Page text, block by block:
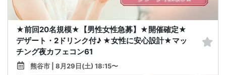
★前回20名規模★【男性女性急募】★開催確定★
デザート・2ドリンク付♪ ★女性に安心設計★マッ
チング夜カフェコン61
熊谷市 | 8月29日(土) 18:15〜